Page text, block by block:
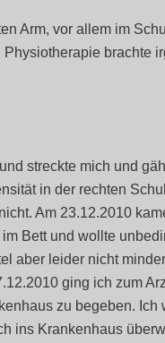
Arm, vor allem im
brachte
streckte mich und
in der rechten
Am 23.12.2010
Bett und wollte
aber leider nicht
ging ich zum
zu begeben.
ins Krankenhaus